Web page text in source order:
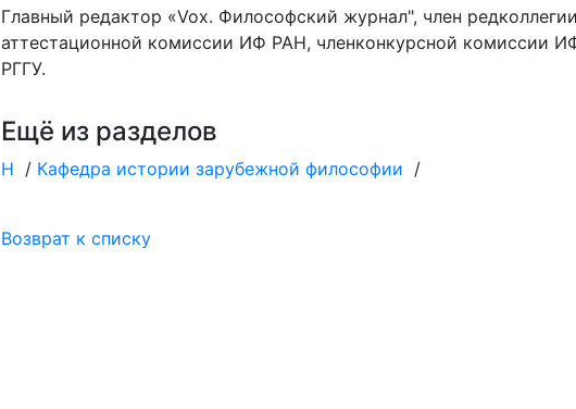
Главный редактор «Vox. Философский журнал", член
аттестационной комиссии ИФ РАН, членконкурсной комиссии
РГГУ.
Ещё из разделов
Н / Кафедра истории зарубежной философии /
Возврат к списку